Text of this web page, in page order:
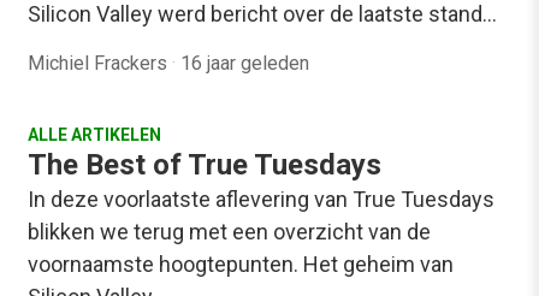
Silicon Valley werd bericht over de laatste stand…
Michiel Frackers · 16 jaar geleden
ALLE ARTIKELEN
The Best of True Tuesdays
In deze voorlaatste aflevering van True Tuesdays
blikken we terug met een overzicht van de
voornaamste hoogtepunten. Het geheim van